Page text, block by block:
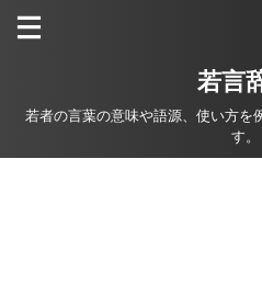
若言
若者の言葉の意味や語源、使い方を
す。